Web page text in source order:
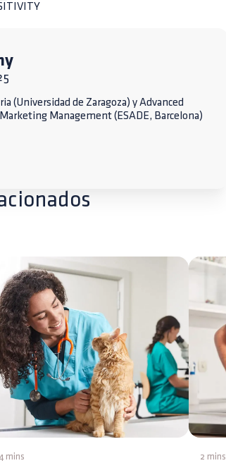
(Universidad de Zaragoza) y Advanced
Management (ESADE, Barcelona)
4 mins 2 mins